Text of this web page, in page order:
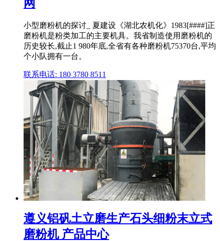
网
小型磨粉机的探讨_ 夏建设《湖北农机化》1983[####]正
磨粉机是粉类加工的主要机具。我省制造使用磨粉机的
历史较长,截止1 980年底,全省有各种磨粉机75370台,平均
个小队拥有一台。
联系电话: 180 3780 8511
遵义铝矾土立磨生产石头细粉末立式
磨粉机 产品中心